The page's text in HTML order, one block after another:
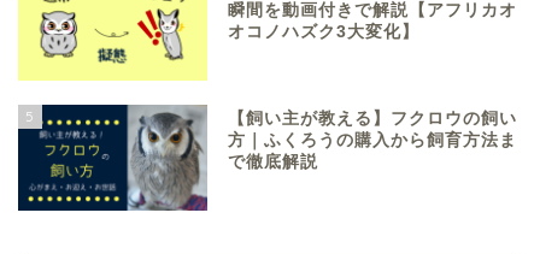
瞬間を動画付きで解説【アフリカオ
オコノハズク3大変化】
5
【飼い主が教える】フクロウの飼い
方｜ふくろうの購入から飼育方法ま
で徹底解説